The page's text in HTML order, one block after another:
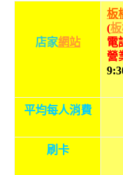
店家網站
板
(
電
營
平均每人消費
刷卡